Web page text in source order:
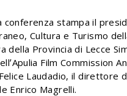
stampa il
Cultura e Turismo
della Provincia di Lecce
Film Commission
Laudadio, il direttore
Enrico Magrelli.